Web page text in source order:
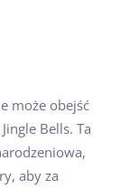
może obejść
Bells. Ta
aby za